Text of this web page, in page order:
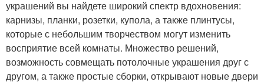
украшений вы найдете широкий спектр вдохновения:
карнизы, планки, розетки, купола, а также плинтусы,
которые с небольшим творчеством могут изменить
восприятие всей комнаты. Множество решений,
возможность совмещать потолочные украшения друг с
другом, а также простые сборки, открывают новые двери